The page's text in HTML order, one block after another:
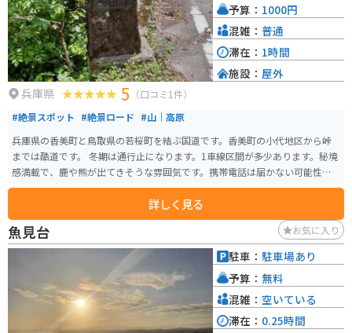
兵庫県 5 （口コミ1件）
#絶景スポット #絶景ロード #山｜高原
兵庫県の香美町と鳥取県の若桜町を結ぶ国道です。香美町の小代地区から峠
までは酷道です。 冬期は通行止になります。1車線区間が多少あります。秘境
感満載で、鹿や熊が出てきそうな雰囲気です。携帯電話は届かない可能性あ
り。通過時間は兵庫側で１時間弱。おすすめは兵庫側です。コンビニ等近く
にないので注意です。土日祝日はライダーがちらほらいます。
詳しく見る
予算： 1000円
混雑： 普通
滞在： 1時間
施設： 屋外
魚見台 お気に入り
駐車： 駐車場あり
予算： 無料
混雑： 空いている
滞在： 0.25時間